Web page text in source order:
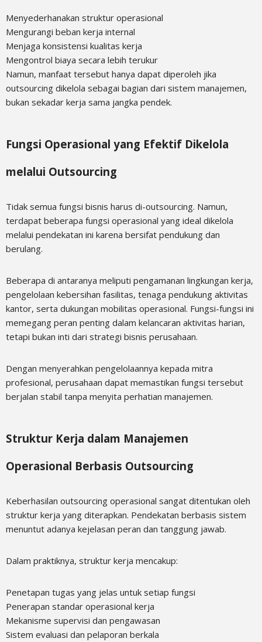
Menyederhanakan struktur operasional
Mengurangi beban kerja internal
Menjaga konsistensi kualitas kerja
Mengontrol biaya secara lebih terukur
Namun, manfaat tersebut hanya dapat diperoleh jika
outsourcing dikelola sebagai bagian dari sistem manajemen,
bukan sekadar kerja sama jangka pendek.
Fungsi Operasional yang Efektif Dikelola
melalui Outsourcing
Tidak semua fungsi bisnis harus di-outsourcing. Namun,
terdapat beberapa fungsi operasional yang ideal dikelola
melalui pendekatan ini karena bersifat pendukung dan
berulang.
Beberapa di antaranya meliputi pengamanan lingkungan kerja,
pengelolaan kebersihan fasilitas, tenaga pendukung aktivitas
kantor, serta dukungan mobilitas operasional. Fungsi-fungsi ini
memegang peran penting dalam kelancaran aktivitas harian,
tetapi bukan inti dari strategi bisnis perusahaan.
Dengan menyerahkan pengelolaannya kepada mitra
profesional, perusahaan dapat memastikan fungsi tersebut
berjalan stabil tanpa menyita perhatian manajemen.
Struktur Kerja dalam Manajemen
Operasional Berbasis Outsourcing
Keberhasilan outsourcing operasional sangat ditentukan oleh
struktur kerja yang diterapkan. Pendekatan berbasis sistem
menuntut adanya kejelasan peran dan tanggung jawab.
Dalam praktiknya, struktur kerja mencakup:
Penetapan tugas yang jelas untuk setiap fungsi
Penerapan standar operasional kerja
Mekanisme supervisi dan pengawasan
Sistem evaluasi dan pelaporan berkala